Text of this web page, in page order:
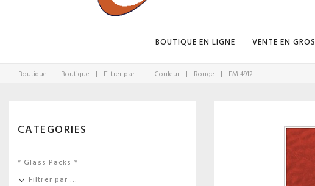
BOUTIQUE EN LIGNE VENTE EN GROS
Boutique | Boutique | Filtrer par ... | Couleur | Rouge | EM 4912
CATEGORIES
* Glass Packs *
Filtrer par …